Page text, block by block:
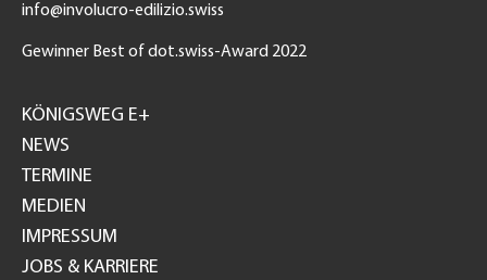
info@involucro-edilizio.swiss
Gewinner Best of dot.swiss-Award 2022
GH
KÖNIGSWEG E+
NEWS
TERMINE
MEDIEN
IMPRESSUM
JOBS & KARRIERE